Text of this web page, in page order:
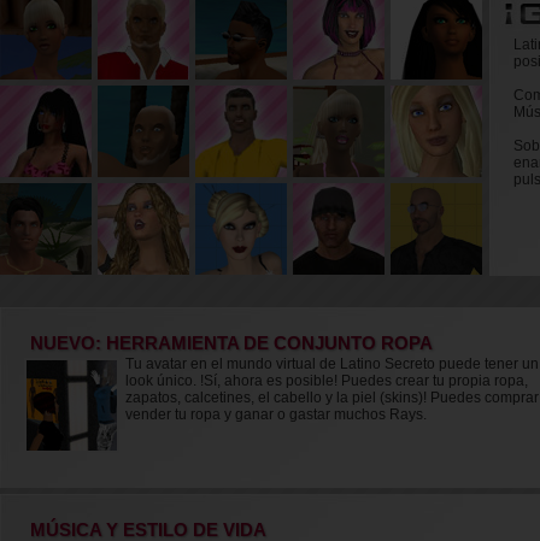
NUEVO: HERRAMIENTA DE CONJUNTO ROPA
Tu avatar en el mundo virtual de Latino Secreto puede tener un
look único. !Sí, ahora es posible! Puedes crear tu propia ropa,
zapatos, calcetines, el cabello y la piel (skins)! Puedes
vender tu ropa y ganar o gastar muchos Rays.
MÚSICA Y ESTILO DE VIDA